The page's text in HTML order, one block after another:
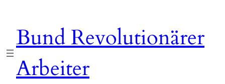
springen
Bund Revolutionärer
Arbeiter